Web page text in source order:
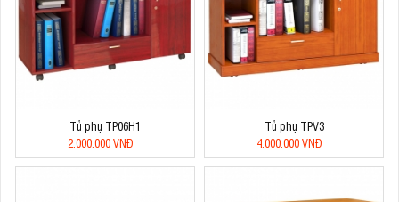
Tủ phụ TP06H1
2.000.000 VNĐ
Tủ phụ TPV3
4.000.000 VNĐ